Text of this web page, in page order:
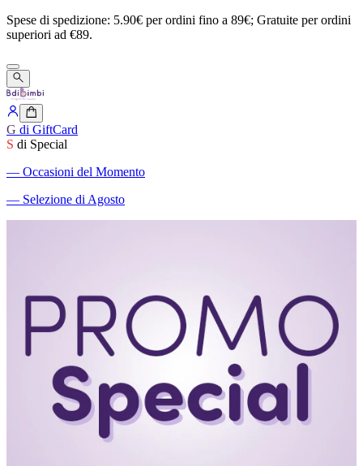
Spese di spedizione: 5.90€ perordini fino a 89€; Gratuite perordini
superiori ad €89.
G di GiftCard
S di Special
― Occasioni del Momento
― Selezione di Agosto